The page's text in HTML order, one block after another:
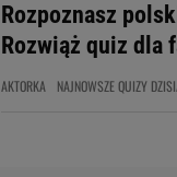
Rozpoznasz
Rozwiąż quiz dla
AKTORKA NAJNOWSZE QUIZY